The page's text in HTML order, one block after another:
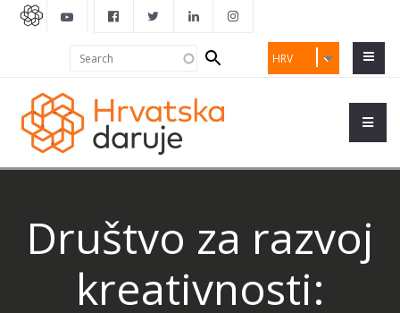
HRV
Search
form
Društvo za razvoj
kreativnosti: